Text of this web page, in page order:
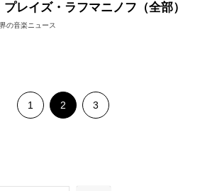
レイズ・ラフマニノフ（全部）
の音楽ニュース
1 2 3